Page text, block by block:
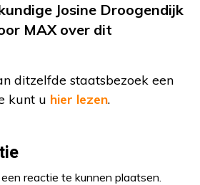
Josine Droogendijk
MAX over dit
ditzelfde staatsbezoek een
kunt u hier lezen.
reactie te kunnen plaatsen.